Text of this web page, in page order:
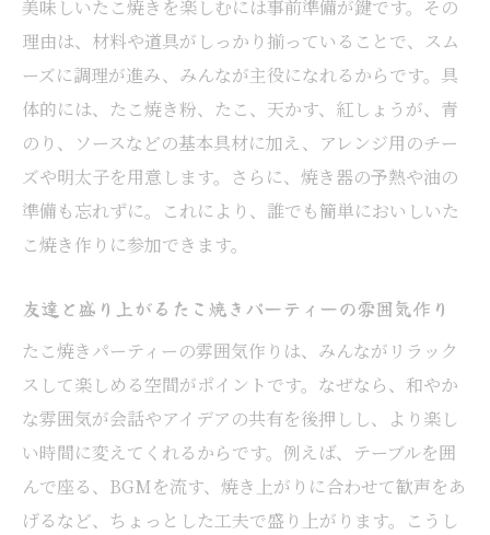
味変が楽しい！たこ焼きパーティー新提案
たこ焼きに合う味変ソースとトッピングの
選び方
タコパでおすすめのたこ焼き味変バリエー
ション
友達とシェアしたい斬新なたこ焼き味変ア
イデア
する方法
タコパ新提案！たこ焼きで味の冒険をしよ
う
友達とのタコパなら手土産選びもポイント
たこ焼きと楽しむタコパの手土産選びのコ
ツ
美味しいたこ焼きを楽しむには事前準備が鍵です。その
理由は、材料や道具がしっかり揃っていることで、スム
ーズに調理が進み、みんなが主役になれるからです。具
体的には、たこ焼き粉、たこ、天かす、紅しょうが、青
のり、ソースなどの基本具材に加え、アレンジ用のチー
ズや明太子を用意します。さらに、焼き器の予熱や油の
準備も忘れずに。これにより、誰でも簡単においしいた
こ焼き作りに参加できます。
友達と盛り上がるたこ焼きパーティーの雰囲気作り
たこ焼きパーティーの雰囲気作りは、みんながリラック
スして楽しめる空間がポイントです。なぜなら、和やか
な雰囲気が会話やアイデアの共有を後押しし、より楽し
い時間に変えてくれるからです。例えば、テーブルを囲
んで座る、BGMを流す、焼き上がりに合わせて歓声をあ
げるなど、ちょっとした工夫で盛り上がります。こうし